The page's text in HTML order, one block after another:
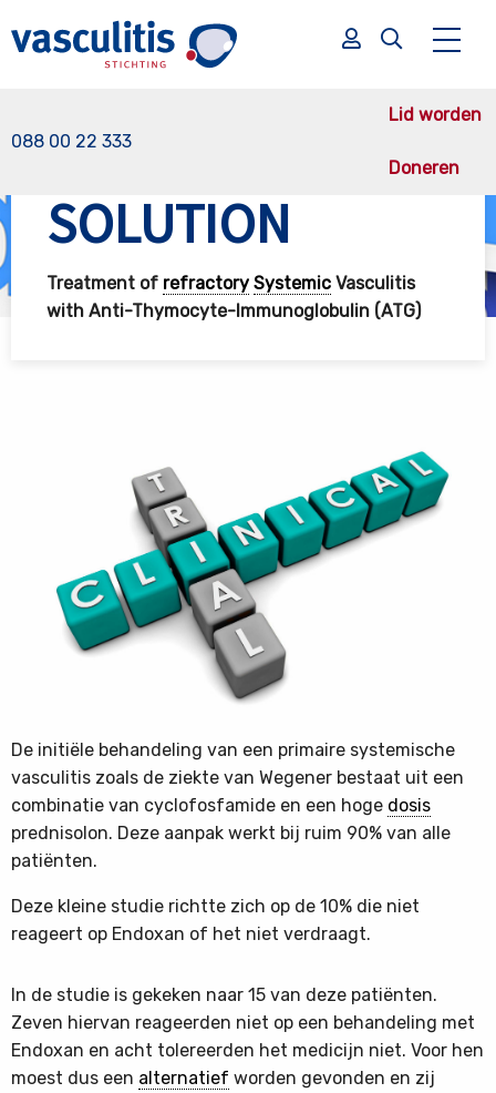
088 00 22 333
Lid worden
Doneren
Zoek
Zoek
SOLUTION (afgerond)
SOLUTION
Treatment of refractory Systemic Vasculitis
with Anti-Thymocyte-Immunoglobulin (ATG)
De initiële behandeling van een primaire systemische
vasculitis zoals de ziekte van Wegener bestaat uit een
combinatie van cyclofosfamide en een hoge dosis
prednisolon. Deze aanpak werkt bij ruim 90% van alle
patiënten.
Deze kleine studie richtte zich op de 10% die niet
reageert op Endoxan of het niet verdraagt.
In de studie is gekeken naar 15 van deze patiënten.
Zeven hiervan reageerden niet op een behandeling met
Endoxan en acht tolereerden het medicijn niet. Voor hen
moest dus een alternatief worden gevonden en zij